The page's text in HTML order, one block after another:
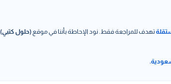
تهدف للمراجعة فقط. نود الإحاطة بأننا في موقع (حلول كتبي)